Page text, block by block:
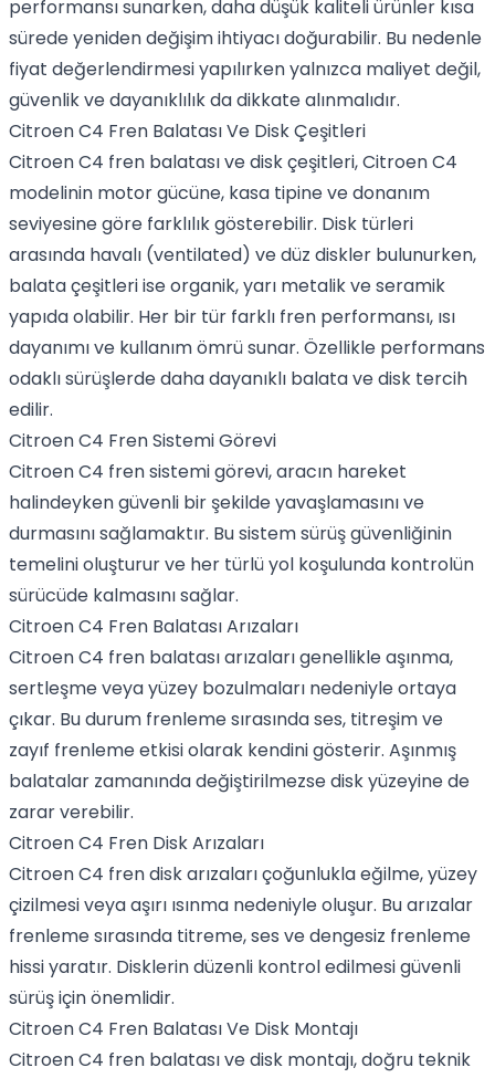
performansı sunarken, daha düşük kaliteli ürünler kısa
sürede yeniden değişim ihtiyacı doğurabilir. Bu nedenle
fiyat değerlendirmesi yapılırken yalnızca maliyet değil,
güvenlik ve dayanıklılık da dikkate alınmalıdır.
Citroen C4 Fren Balatası Ve Disk Çeşitleri
Citroen C4 fren balatası ve disk çeşitleri, Citroen C4
modelinin motor gücüne, kasa tipine ve donanım
seviyesine göre farklılık gösterebilir. Disk türleri
arasında havalı (ventilated) ve düz diskler bulunurken,
balata çeşitleri ise organik, yarı metalik ve seramik
yapıda olabilir. Her bir tür farklı fren performansı, ısı
dayanımı ve kullanım ömrü sunar. Özellikle performans
odaklı sürüşlerde daha dayanıklı balata ve disk tercih
edilir.
Citroen C4 Fren Sistemi Görevi
Citroen C4 fren sistemi görevi, aracın hareket
halindeyken güvenli bir şekilde yavaşlamasını ve
durmasını sağlamaktır. Bu sistem sürüş güvenliğinin
temelini oluşturur ve her türlü yol koşulunda kontrolün
sürücüde kalmasını sağlar.
Citroen C4 Fren Balatası Arızaları
Citroen C4 fren balatası arızaları genellikle aşınma,
sertleşme veya yüzey bozulmaları nedeniyle ortaya
çıkar. Bu durum frenleme sırasında ses, titreşim ve
zayıf frenleme etkisi olarak kendini gösterir. Aşınmış
balatalar zamanında değiştirilmezse disk yüzeyine de
zarar verebilir.
Citroen C4 Fren Disk Arızaları
Citroen C4 fren disk arızaları çoğunlukla eğilme, yüzey
çizilmesi veya aşırı ısınma nedeniyle oluşur. Bu arızalar
frenleme sırasında titreme, ses ve dengesiz frenleme
hissi yaratır. Disklerin düzenli kontrol edilmesi güvenli
sürüş için önemlidir.
Citroen C4 Fren Balatası Ve Disk Montajı
Citroen C4 fren balatası ve disk montajı, doğru teknik